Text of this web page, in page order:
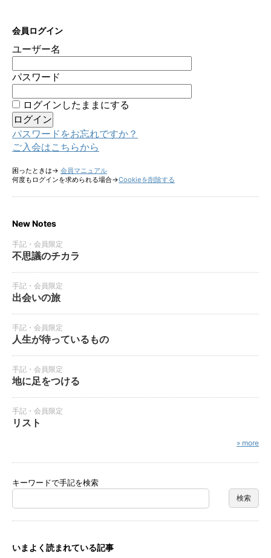
会員ログイン
ユーザー名
パスワード
ログインしたままにする
パスワードをお忘れですか？
ご入会はこちらから
困ったときは→ 会員マニュアル
何度もログインを求められる場合→Cookieを削除する
New Notes
手記・会員限定
不思議のチカラ
手記・会員限定
出会いの旅
手記・会員限定
人生が待っているもの
手記・会員限定
地に足をつける
手記・会員限定
リスト
» more
キーワードで手記を検索
いまよく読まれている記事